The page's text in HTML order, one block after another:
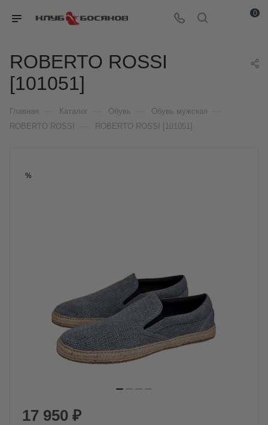
0
ROBERTO ROSSI
[101051]
Главная Каталог Обувь Обувь мужская
ROBERTO ROSSI ROBERTO ROSSI [101051]
%
17 950 ₽